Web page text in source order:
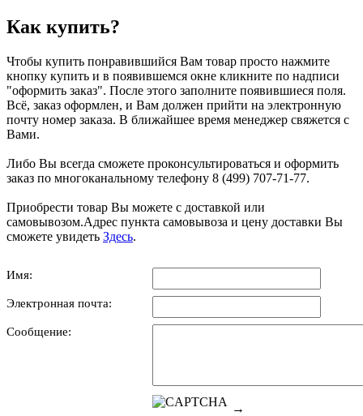
Как купить?
Чтобы купить понравившийся Вам товар просто нажмите
кнопку купить и в появившемся окне кликните по надписи
"оформить заказ". После этого заполните появившиеся поля.
Всё, заказ оформлен, и Вам должен прийти на электронную
почту номер заказа. В ближайшее время менеджер свяжется с
Вами.
Либо Вы всегда сможете проконсультироваться и оформить
заказ по многоканальному телефону 8 (499) 707-71-77.
Приобрести товар Вы можете с доставкой или
самовывозом.Адрес пункта самовывоза и цену доставки Вы
сможете увидеть Здесь.
Имя:
Электронная почта:
Сообщение:
→